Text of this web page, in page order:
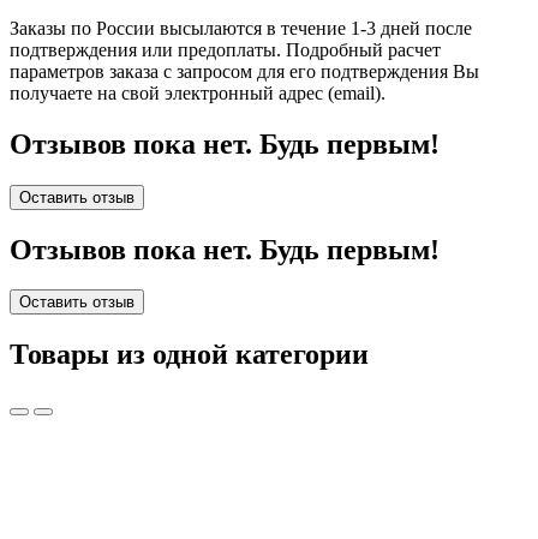
Заказы по России высылаются в течение 1-3 дней после
подтверждения или предоплаты. Подробный расчет
параметров заказа с запросом для его подтверждения Вы
получаете на свой электронный адрес (email).
Отзывов пока нет. Будь первым!
Оставить отзыв
Отзывов пока нет. Будь первым!
Оставить отзыв
Товары из одной категории